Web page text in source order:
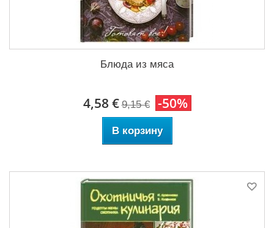
Блюда из мяса
4,58 € 9,15 € -50%
В корзину